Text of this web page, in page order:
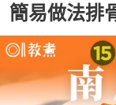
簡易做法排